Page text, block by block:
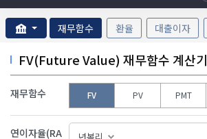
재무함수 환율 대출이자
FV(Future Value) 재무함수 계산기
재무함수 FV PV PMT
연이자율(RA